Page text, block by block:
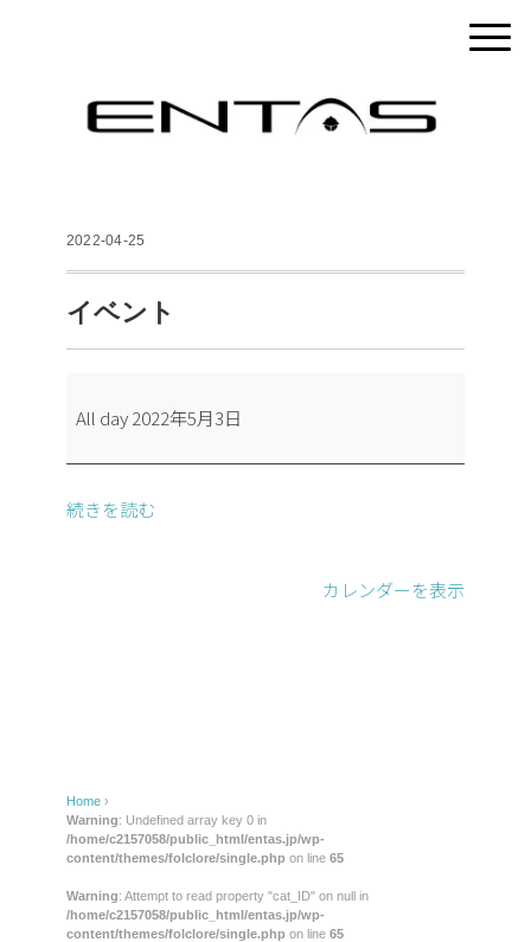
2022-04-25
イベント
ベ
ン
All day2022年5月3日
続きを読む
カレンダーを表示
Home ›
Warning: Undefined array key 0 in
/home/c2157058/public_html/entas.jp/wp-
content/themes/folclore/single.php on line 65
Warning: Attempt to read property "cat_ID" on null in
/home/c2157058/public_html/entas.jp/wp-
content/themes/folclore/single.php on line 65